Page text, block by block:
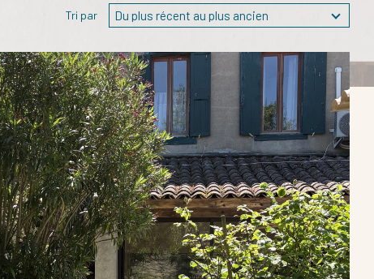
Tri par Du plus récent au plus ancien